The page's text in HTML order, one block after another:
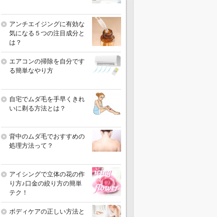
アンチエイジングに有効な
気になる５つの注目成分と
は？
エアコンの掃除を自分です
る簡単なやり方
自宅でムダ毛を手早くきれ
いに剃る方法とは？
背中のムダ毛でおすすめの
処理方法って？
アイシングで立体の花の作
り方♪口金の絞り方の簡単
テク！
ボディケアの正しい方法と